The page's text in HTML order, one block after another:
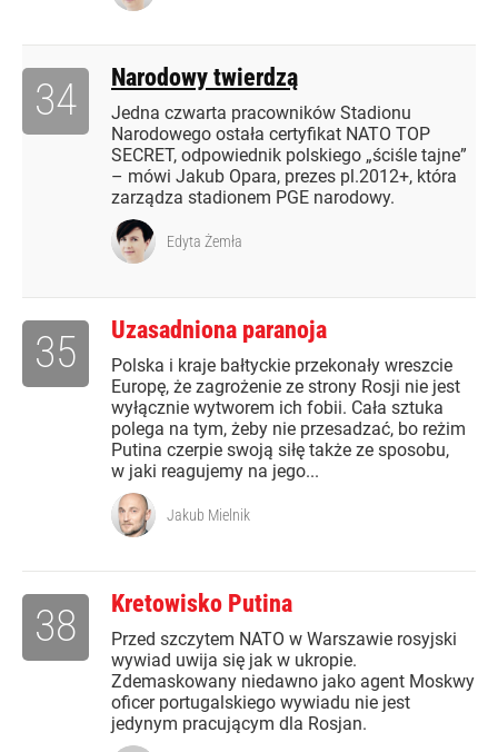
Narodowy twierdzą
Jedna czwarta pracowników Stadionu
Narodowego ostała certyfikat NATO TOP
SECRET, odpowiednik polskiego „ściśle tajne”
– mówi Jakub Opara, prezes pl.2012+, która
zarządza stadionem PGE narodowy.
34
Edyta Żemła
Uzasadniona paranoja
Polska i kraje bałtyckie przekonały wreszcie
Europę, że zagrożenie ze strony Rosji nie jest
wyłącznie wytworem ich fobii. Cała sztuka
polega na tym, żeby nie przesadzać, bo reżim
Putina czerpie swoją siłę także ze sposobu,
w jaki reagujemy na jego...
35
Jakub Mielnik
Kretowisko Putina
Przed szczytem NATO w Warszawie rosyjski
wywiad uwija się jak w ukropie.
Zdemaskowany niedawno jako agent Moskwy
oficer portugalskiego wywiadu nie jest
jedynym pracującym dla Rosjan.
38